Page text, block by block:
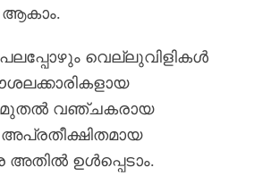
വെല്ലുവിളികൾ
മുതൽ വഞ്ചകരായ
ഉൾപ്പെടാം.